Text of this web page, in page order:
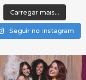
Carregar mais...
Seguir no Instagram